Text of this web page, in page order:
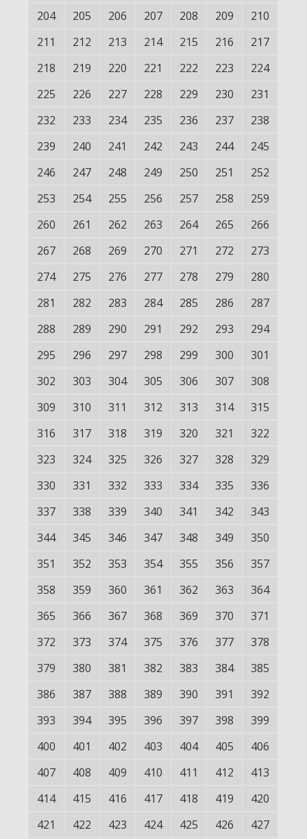
204
205 206 207 208 209
210
211
212 213 214 215 216
217
218
219 220 221 222 223
224
225
226 227 228 229 230
231
232
233 234 235 236 237
238
239
240 241 242 243 244
245
246
247 248 249 250 251
252
253
254 255 256 257 258
259
260
261 262 263 264 265
266
267
268 269 270 271 272
273
274
275 276 277 278 279
280
281
282 283 284 285 286
287
288
289 290 291 292 293
294
295
296 297 298 299 300
301
302
303 304 305 306 307
308
309
310 311 312 313 314
315
316
317 318 319 320 321
322
323
324 325 326 327 328
329
330
331 332 333 334 335
336
337
338 339 340 341 342
343
344
345 346 347 348 349
350
351
352 353 354 355 356
357
358
359 360 361 362 363
364
365
366 367 368 369 370
371
372
373 374 375 376 377
378
379
380 381 382 383 384
385
386
387 388 389 390 391
392
393
394 395 396 397 398
399
400
401 402 403 404 405
406
407
408 409 410 411 412
413
414
415 416 417 418 419
420
421
422 423 424 425 426 427